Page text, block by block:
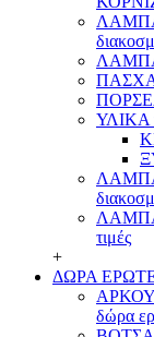
ΥΛΙΚΑ
τιμές
+
ΔΩΡΑ
δώρα